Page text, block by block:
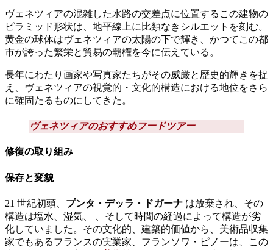
ヴェネツィアの混雑した水路の交差点に位置するこの建物の
ピラミッド形状は、地平線上に比類なきシルエットを刻む。
黄金の球体はヴェネツィアの太陽の下で輝き、かつてこの都
市が誇った繁栄と貿易の覇権を今に伝えている。
長年にわたり画家や写真家たちがその威厳と歴史的輝きを捉
え、ヴェネツィアの視覚的・文化的構造における地位をさら
に確固たるものにしてきた。
ヴェネツィアのおすすめフードツアー
修復の取り組み
保存と変貌
21 世紀初頭、 プンタ・デッラ・ドガーナ は放棄され、その
構造は塩水、湿気、 、そして時間の経過によって構造が劣
化していました。その文化的、建築的価値から、美術品収集
家でもあるフランスの実業家、フランソワ・ピノーは、この